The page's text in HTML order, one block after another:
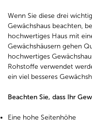
Wenn Sie diese drei
Gewächshaus beachten,
hochwertiges Haus mit
Gewächshäusern gehen
hochwertiges
Rohstoffe verwendet
ein viel besseres
Beachten Sie, dass Ihr
Eine hohe Seitenhöhe